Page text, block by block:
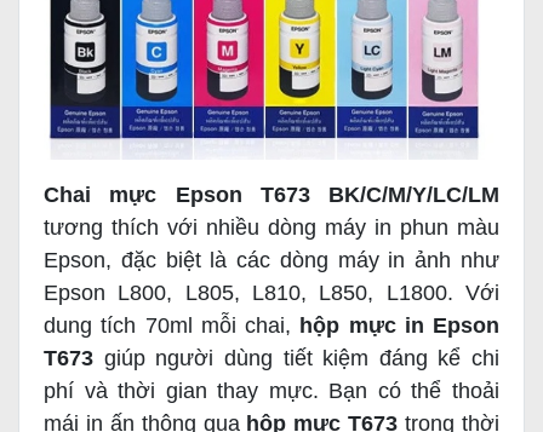
Chai mực Epson T673 BK/C/M/Y/LC/LM
tương thích với nhiều dòng máy in phun màu
Epson, đặc biệt là các dòng máy in ảnh như
Epson L800, L805, L810, L850, L1800. Với
dung tích 70ml mỗi chai, hộp mực in Epson
T673 giúp người dùng tiết kiệm đáng kể chi
phí và thời gian thay mực. Bạn có thể thoải
mái in ấn thông qua hộp mực T673 trong thời